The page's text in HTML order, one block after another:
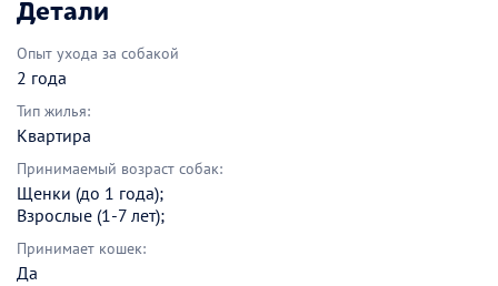
Детали
Опыт ухода за собакой
2 года
Тип жилья:
Квартира
Принимаемый возраст собак:
Щенки (до 1 года);
Взрослые (1-7 лет);
Принимает кошек:
Да